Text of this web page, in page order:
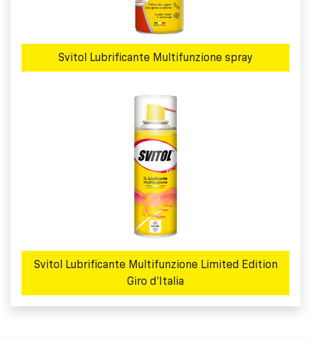
Svitol Lubrificante Multifunzione spray
Svitol Lubrificante Multifunzione Limited Edition
Giro d’Italia